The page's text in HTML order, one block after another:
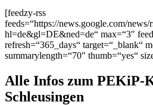
[feedzy-rss
feeds=“https://news.google.com/
hl=de&gl=DE&ned=de“ max=“3″
refresh=“365_days“ target=“_blank“
summarylength=“70″ thumb=“yes“
Alle Infos zum PEKiP-
Schleusingen